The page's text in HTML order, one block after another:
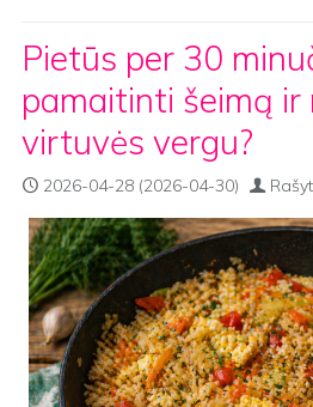
Pietūs per 30
pamaitinti šeimą ir
virtuvės vergu?
2026-04-28 (2026-04-30)